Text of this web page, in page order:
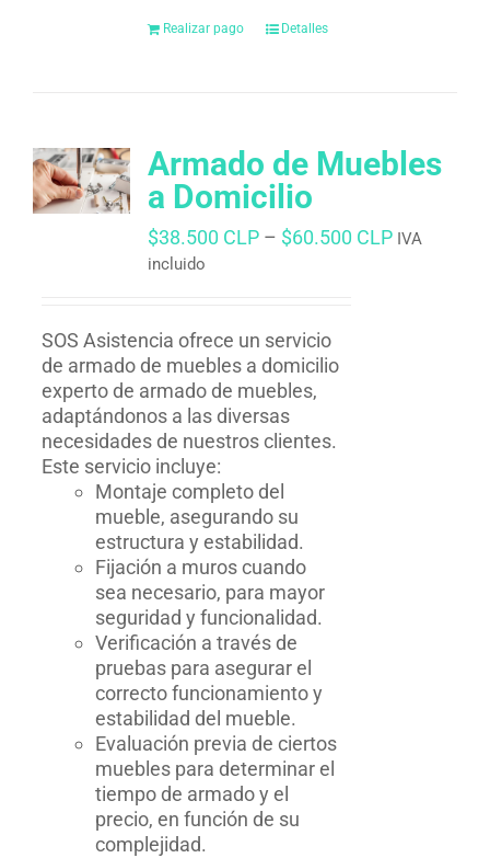
Realizar pago Detalles
Armado de Muebles
a Domicilio
$38.500 CLP– $60.500 CLP IVA
incluido
SOS Asistencia ofrece un servicio
de armado de muebles a domicilio
experto de armado de muebles,
adaptándonos a las diversas
necesidades de nuestros clientes.
Este servicio incluye:
Montaje completo del
mueble, asegurando su
estructura y estabilidad.
Fijación a muros cuando
sea necesario, para mayor
seguridad y funcionalidad.
Verificación a través de
pruebas para asegurar el
correcto funcionamiento y
estabilidad del mueble.
Evaluación previa de ciertos
muebles para determinar el
tiempo de armado y el
precio, en función de su
complejidad.